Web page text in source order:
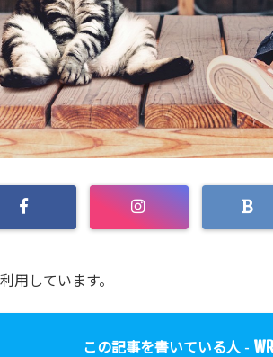
用しています。
この記事を書いている人 -